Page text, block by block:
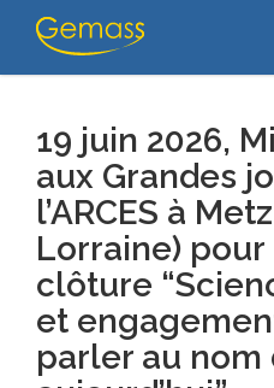
Home // 19 juin 2026, Michel
l’ARCES à Metz (Université de
19 juin 2026,
aux Grandes
l’ARCES à
Lorraine)
clôture
et
parler au